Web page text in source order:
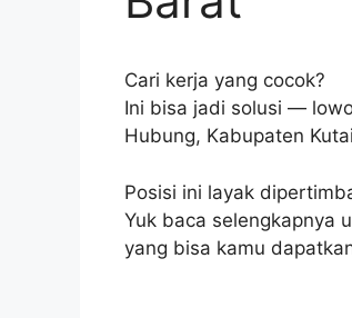
Cari kerja yang cocok?
Ini bisa jadi solusi —
Hubung, Kabupaten
Posisi ini layak
Yuk baca selengkapnya
yang bisa kamu